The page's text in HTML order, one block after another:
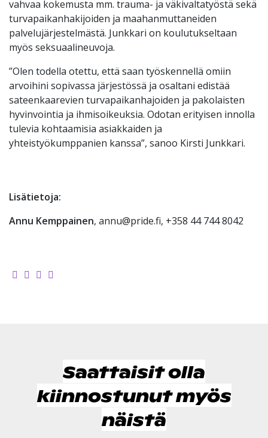
vahvaa kokemusta mm. trauma- ja väkivaltatyöstä sekä
turvapaikanhakijoiden ja maahanmuttaneiden
palvelujärjestelmästä. Junkkari on koulutukseltaan
myös seksuaalineuvoja.
”Olen todella otettu, että saan työskennellä omiin
arvoihini sopivassa järjestössä ja osaltani edistää
sateenkaarevien turvapaikanhajoiden ja pakolaisten
hyvinvointia ja ihmisoikeuksia. Odotan erityisen innolla
tulevia kohtaamisia asiakkaiden ja
yhteistyökumppanien kanssa”, sanoo Kirsti Junkkari.
Lisätietoja:
Annu Kemppainen, annu@pride.fi, +358 44 744 8042
Saattaisit olla
kiinnostunut myös
näistä